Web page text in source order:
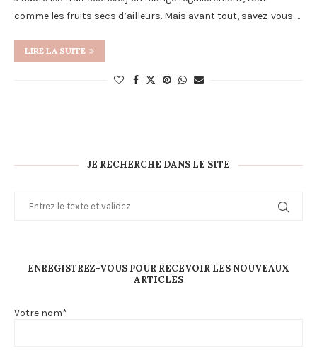
comme les fruits secs d’ailleurs. Mais avant tout, savez-vous …
LIRE LA SUITE
JE RECHERCHE DANS LE SITE
ENREGISTREZ-VOUS POUR RECEVOIR LES NOUVEAUX
ARTICLES
Votre nom*